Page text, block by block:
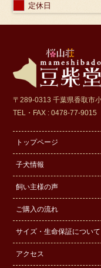
定休日
〒289-0313 千葉県香取市
TEL・FAX : 0478-77-9015
トップページ
子犬情報
飼い主様の声
ご購入の流れ
サイズ・生命保証について
アクセス